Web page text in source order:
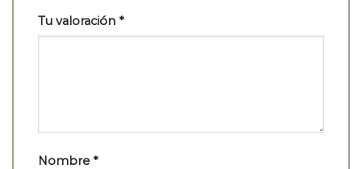
Tu valoración *
Nombre *